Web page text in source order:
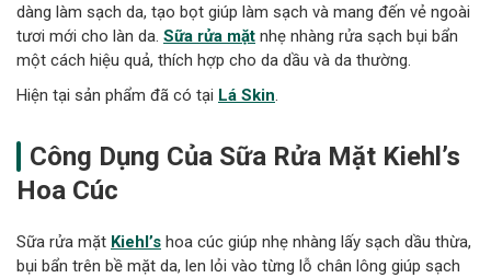
dàng làm sạch da, tạo bọt giúp làm sạch và mang đến vẻ ngoài
tươi mới cho làn da. Sữa rửa mặt nhẹ nhàng rửa sạch bụi bẩn
một cách hiệu quả, thích hợp cho da dầu và da thường.
Hiện tại sản phẩm đã có tại Lá Skin.
Công Dụng Của Sữa Rửa Mặt Kiehl’s
Hoa Cúc
Sữa rửa mặt Kiehl’s hoa cúc giúp nhẹ nhàng lấy sạch dầu thừa,
bụi bẩn trên bề mặt da, len lỏi vào từng lỗ chân lông giúp sạch